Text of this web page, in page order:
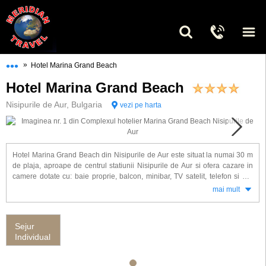
••• » Hotel Marina Grand Beach
Hotel Marina Grand Beach
Nisipurile de Aur, Bulgaria vezi pe harta
Hotel Marina Grand Beach din Nisipurile de Aur este situat la numai 30 m
de plaja, aproape de centrul statiunii Nisipurile de Aur si ofera cazare in
camere dotate cu: baie proprie, balcon, minibar, TV satelit, telefon si aer
sezlonguri gratuite la piscina, bar la piscina, centru balneo, centru medical,
fitness, sauna, solar, club pentru copii, frizerie, spalatorie, discoteca, teren
afaceri si sala de conferinta (175 locuri).
mai mult
Sejur
Individual